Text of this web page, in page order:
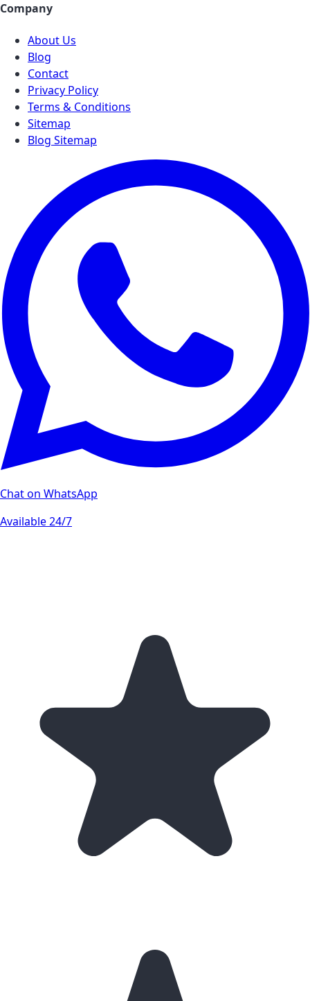
Company
About Us
Blog
Contact
Privacy Policy
Terms & Conditions
Sitemap
Blog Sitemap
Chat on WhatsApp
Available 24/7